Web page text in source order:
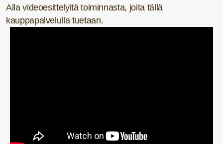
Alla videoesittelyitä toiminnasta, joita tällä
kauppapalvelulla tuetaan.